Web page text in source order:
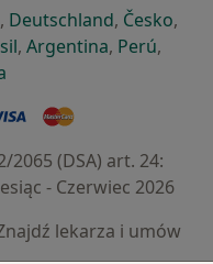
karcie
się w nowej karcie
się w nowej
, Deutschlandotwiera się
, Česko,
karcie
w nowej karcie
się w nowej karcie
otwiera się w nowej
, Argentinaotwiera się
, Perú,
2065 (DSA) art. 24:
- Czerwiec 2026
lekarza i umów